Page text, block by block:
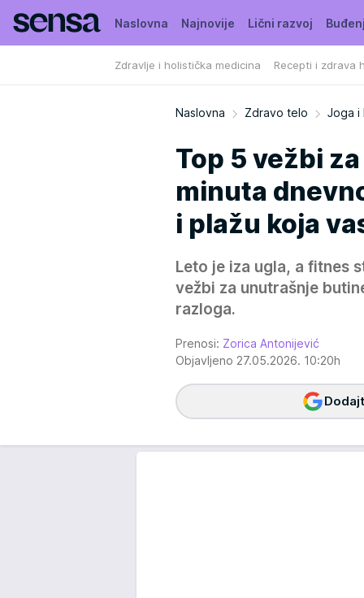
Naslovna Najnovije Lični razvoj
Zdravlje i holistička medicina Recepti i zdrava
Naslovna Zdravo telo Joga i
Top 5 vežbi
minuta
i plažu koja
Leto je iza ugla, a fitnes
vežbi za unutrašnje
razloga.
Prenosi: Zorica Antonijević
Objavljeno 27.05.2026. 10:20h